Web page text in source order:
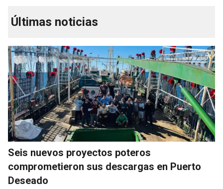
Últimas noticias
Seis nuevos proyectos poteros
comprometieron sus descargas en Puerto
Deseado